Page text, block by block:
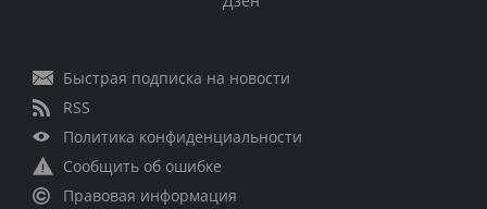
Быстрая подписка на новости
RSS
Политика конфиденциальности
Сообщить об ошибке
Правовая информация